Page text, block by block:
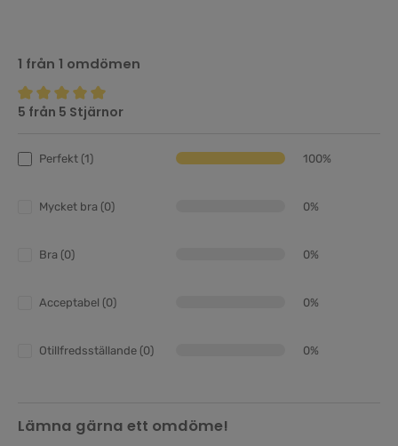
1 från 1 omdömen
Genomsnittligt betyg på 5 av 5 stjärnor
5 från 5 Stjärnor
Perfekt (1) 100%
Mycket bra (0) 0%
Bra (0) 0%
Acceptabel (0) 0%
Otillfredsställande (0) 0%
Lämna gärna ett omdöme!